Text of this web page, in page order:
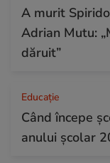
A murit
Adrian Mutu:
dăruit”
Educație
Când începe
anului şcolar